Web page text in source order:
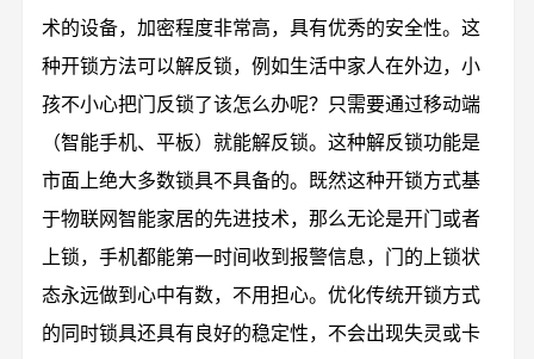
术的设备，加密程度非常高，具有优秀的安全性。这
种开锁方法可以解反锁，例如生活中家人在外边，小
孩不小心把门反锁了该怎么办呢？只需要通过移动端
（智能手机、平板）就能解反锁。这种解反锁功能是
市面上绝大多数锁具不具备的。既然这种开锁方式基
于物联网智能家居的先进技术，那么无论是开门或者
上锁，手机都能第一时间收到报警信息，门的上锁状
态永远做到心中有数，不用担心。优化传统开锁方式
的同时锁具还具有良好的稳定性，不会出现失灵或卡